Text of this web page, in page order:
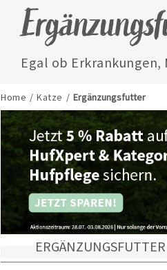
Home / Katze / Ergänzungsfutter
ERGÄNZUNGSFUTTER
Egal ob
jederzeit gut versorgt.